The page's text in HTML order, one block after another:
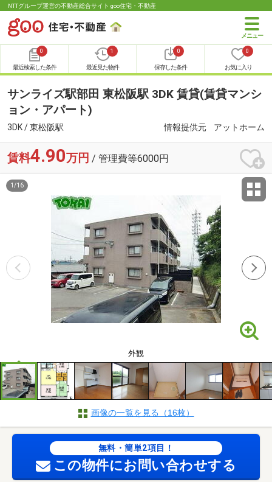
NTTグループ運営の不動産総合サイト goo住宅・不動産
0
最近検索した条件
1
最近見た物件
0
保存した条件
0
お気に入り
サンライズ駅部田 東松阪駅 3DK 賃貸(賃貸マンシ
ョン・アパート)
3DK / 東松阪駅 情報提供元 アットホーム
賃料4.90万円 / 管理費等6000円
外観
1 /16
画像の一覧を見る（16枚）
無料・簡単2項目！
この物件にお問い合わせする